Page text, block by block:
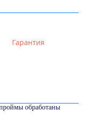
Гарантия
обработаны